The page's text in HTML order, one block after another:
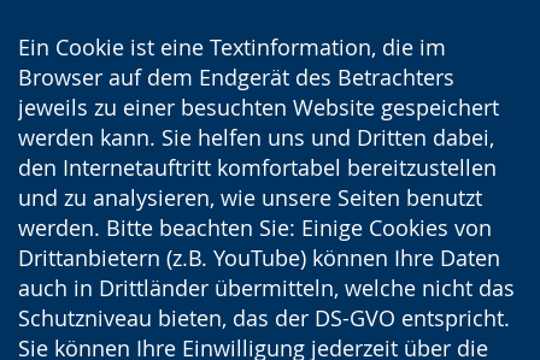
Ein Cookie ist eine Textinformation, die im
Browser auf dem Endgerät des Betrachters
jeweils zu einer besuchten Website gespeichert
werden kann. Sie helfen uns und Dritten dabei,
den Internetauftritt komfortabel bereitzustellen
und zu analysieren, wie unsere Seiten benutzt
werden. Bitte beachten Sie: Einige Cookies von
Drittanbietern (z.B. YouTube) können Ihre Daten
auch in Drittländer übermitteln, welche nicht das
Schutzniveau bieten, das der DS-GVO entspricht.
Sie können Ihre Einwilligung jederzeit über die